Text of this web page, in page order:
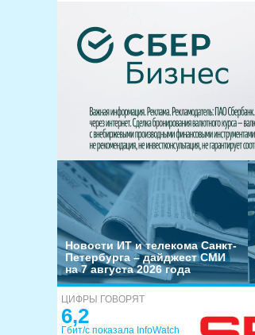
Новости ИТ и телекома Санкт-
Петербурга – дайджест СМИ
на 7 августа 2026 года
ЦИФРЫ ГОВОРЯТ
6,2
Гбит/с показала InfoWatch